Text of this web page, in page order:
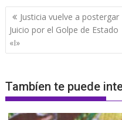
Navegación
de
entradas
Justicia vuelve a postergar
Juicio por el Golpe de Estado
«I»
Tambíen te puede